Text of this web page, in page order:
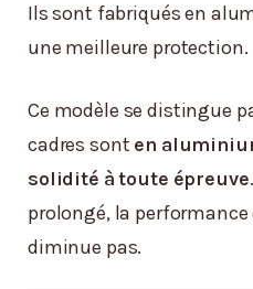
Ils sont fabriqués en
une meilleure protection.
Ce modèle se distingue
cadres sont en
solidité à toute épreuve
prolongé, la
diminue pas.